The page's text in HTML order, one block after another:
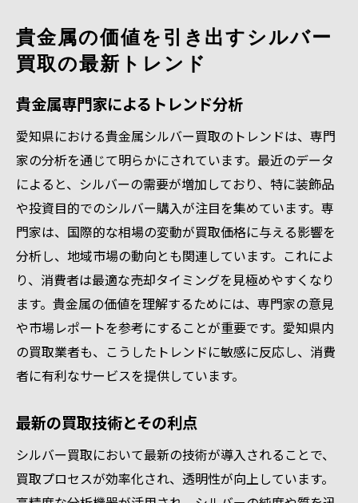
貴金属の価値を引き出すシルバー
買取の最新トレンド
貴金属専門家によるトレンド分析
愛知県における貴金属シルバー買取のトレンドは、専門
家の分析を通じて明らかにされています。最近のデータ
によると、シルバーの需要が増加しており、特に装飾品
や投資目的でのシルバー購入が注目を集めています。専
門家は、国際的な相場の変動が買取価格に与える影響を
分析し、地域市場の動向とも関連しています。これによ
り、消費者は最適な売却タイミングを見極めやすくなり
ます。貴金属の価値を理解するためには、専門家の意見
や市場レポートを参考にすることが重要です。愛知県内
の買取業者も、こうしたトレンドに敏感に反応し、消費
者に有利なサービスを提供しています。
最新の買取技術とその利点
シルバー買取において最新の技術が導入されることで、
買取プロセスが効率化され、透明性が向上しています。